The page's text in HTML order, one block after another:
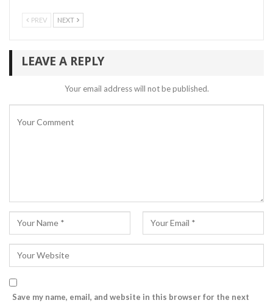
PREV NEXT
LEAVE A REPLY
Your email address will not be published.
Save my name, email, and website in this browser for the next